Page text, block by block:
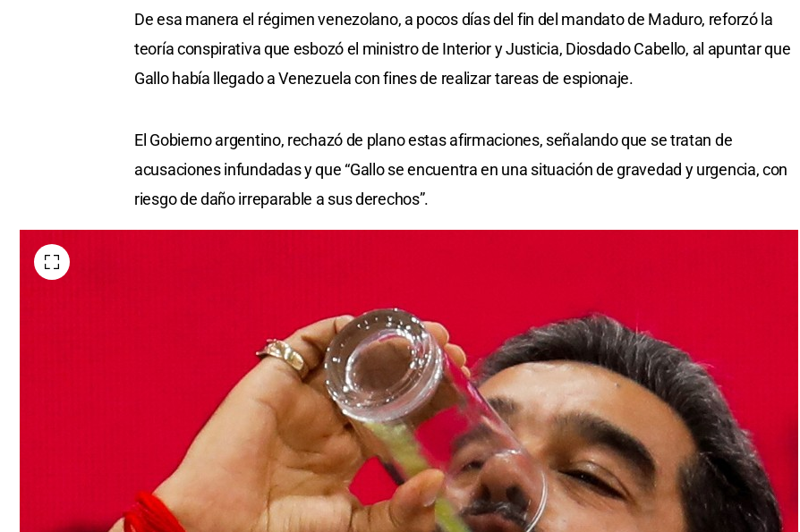
De esa manera el régimen venezolano, a pocos días del fin del mandato de Maduro, reforzó la
teoría conspirativa que esbozó el ministro de Interior y Justicia, Diosdado Cabello, al apuntar que
Gallo había llegado a Venezuela con fines de realizar tareas de espionaje.
El Gobierno argentino, rechazó de plano estas afirmaciones, señalando que se tratan de
acusaciones infundadas y que “Gallo se encuentra en una situación de gravedad y urgencia, con
riesgo de daño irreparable a sus derechos”.